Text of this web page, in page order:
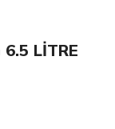
6.5 LİTRE